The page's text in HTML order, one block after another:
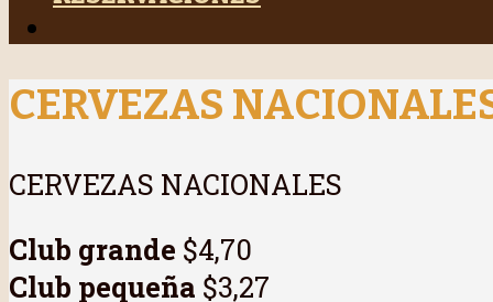
CERVEZAS
CERVEZAS NACIONALES
Club grande $4,70
Club pequeña $3,27